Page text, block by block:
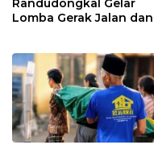
Randudongkal Gelar
Lomba Gerak Jalan dan